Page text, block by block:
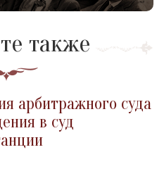
также
арбитражного суда
в суд